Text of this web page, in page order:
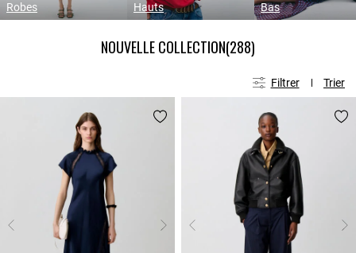
Robes Hauts Bas
NOUVELLE COLLECTION(288)
Filtrer Trier